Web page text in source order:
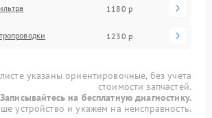
1180 р
1230 р
указаны ориентировочные, без учета
стоимости запчастей.
Записывайтесь на бесплатную диагностику.
устройство и укажем на неисправность.